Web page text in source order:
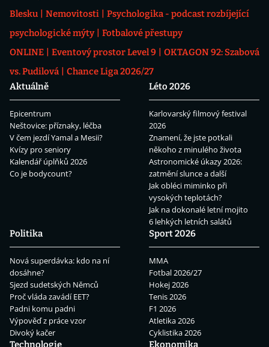
Blesku
Nemovitosti
Psychologika - podcast rozbíjející
psychologické mýty
Fotbalové přestupy
ONLINE
Eventový prostor Level 9
OKTAGON 92: Szabová
vs. Pudilová
Chance Liga 2026/27
Aktuálně
Epicentrum
Neštovice: příznaky, léčba
V čem jezdí Yamal a Mesii?
Kvízy pro seniory
Kalendář úplňků 2026
Co je bodycount?
Léto 2026
Karlovarský filmový festival
2026
Znamení, že jste potkali
někoho z minulého života
Astronomické úkazy 2026:
zatmění slunce a další
Jak obléci miminko při
vysokých teplotách?
Jak na dokonalé letní mojito
6 lehkých letních salátů
Politika
Nová superdávka: kdo na ní
dosáhne?
Sjezd sudetských Němců
Proč vláda zavádí EET?
Padni komu padni
Výpověď z práce vzor
Divoký kačer
Sport 2026
MMA
Fotbal 2026/27
Hokej 2026
Tenis 2026
F1 2026
Atletika 2026
Cyklistika 2026
Technologie
Ekonomika